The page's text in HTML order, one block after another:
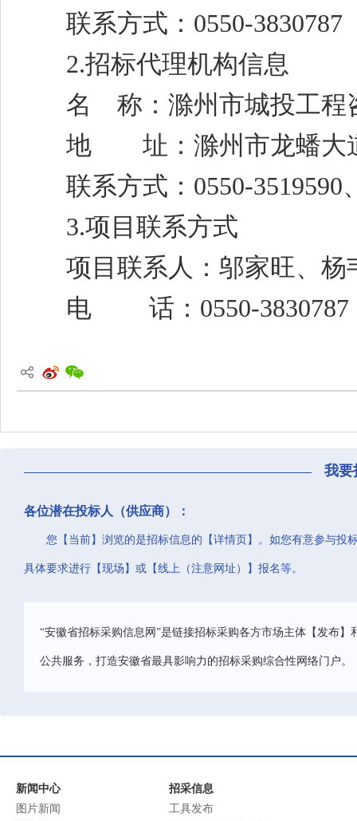
联系方式： 0550-3830787
2.招标代理机构信息
名
称： 滁州市城投工程
地 址：滁州市龙蟠大
联系方式： 0550-3519590
3.项目联系方式
项目联系人：邬家旺、杨
电
话： 0550-3830787
我要
各位潜在投标人（供应商）：
您【当前】浏览的是招标信息的【详情页】。如您有意参与投
具体要求进行【现场】或【线上（注意网址）】报名等。
“安徽省招标采购信息网”是链接招标采购各方市场主体【发布
公共服务，打造安徽省最具影响力的招标采购综合性网络门户。
新闻中心
图片新闻
招采信息
工具发布